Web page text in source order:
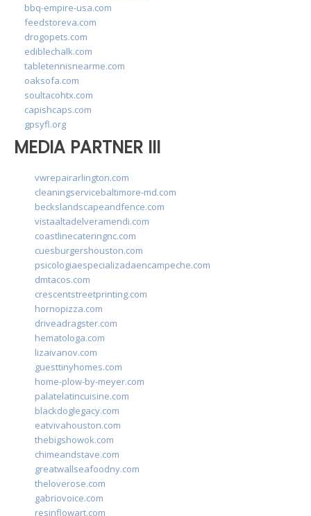
bbq-empire-usa.com
feedstoreva.com
drogopets.com
ediblechalk.com
tabletennisnearme.com
oaksofa.com
soultacohtx.com
capishcaps.com
gpsyfl.org
MEDIA PARTNER III
vwrepairarlington.com
cleaningservicebaltimore-md.com
beckslandscapeandfence.com
vistaaltadelveramendi.com
coastlinecateringnc.com
cuesburgershouston.com
psicologiaespecializadaencampeche.com
dmtacos.com
crescentstreetprinting.com
hornopizza.com
driveadragster.com
hematologa.com
lizaivanov.com
guesttinyhomes.com
home-plow-by-meyer.com
palatelatincuisine.com
blackdoglegacy.com
eatvivahouston.com
thebigshowok.com
chimeandstave.com
greatwallseafoodny.com
theloverose.com
gabriovoice.com
resinflowart.com